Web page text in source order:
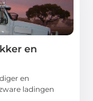
en
en
ladingen